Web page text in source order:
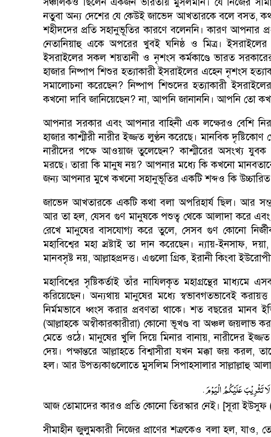
নতুবা অন্য দেশের যে কেউই জাভেদ আখতারকে বলে বসত,
শহীদদের প্রতি সহানুভূতির কারণে বলেননি। কারণ আপনার
নেতানিয়াহু একে অপরের খুবই ঘনিষ্ঠ ও মিত্র।
ইসরাইলের সকল শয়তানী ও নৃশংস কর্মকাণ্ডে ভারত
হাজার নিষ্পাপ শিশুর হত্যাকারী ইসরাইলের এহেন নৃশংস
সমালোচনা করেছেন?নিষ্পাপ শিশুদের হত্যাকারী
কখনো দাবি জানিয়েছেন?না,আপনি জানাননি। আপনি তো
আপনার সরকার এবং আপনার বাহিনী এক লক্ষেরও বেশি
হাজার কাশ্মীরী নারীর ইজ্জত লুণ্ঠন করেছে। মানবিক
নারীদের পক্ষে আওয়াজ তুলেছেন?কাশ্মীরের অসংখ্য
মরছে। তারা কি মানুষ নয়?আপনার মধ্যে কি কখনো
জন্য আপনার মুখে কখনো সহানুভূতির একটি শব্দও কি উচ্চারিত
জাভেদ আখতারকে একটি কথা বলা অপরিহার্য ছিল। আর
আর তা হল,যেসব গুণ মানুষকে পশুত্ব থেকে আলাদা করে
রেখে মানুষের বাসযোগ্য করে তুলে, সেসব গুণ কোনো
মহাবিশ্বের মহা স্রষ্টাই তা দান করেছেন। ন্যায়-ইনসাফ,দয়া
মানবসৃষ্ট নয়,আল্লাহপ্রদত্ত। এগুলো গ্রিক,ইরানী কিংবা
মহাবিশ্বের সৃষ্টিকর্তাই তাঁর নাযিলকৃত মহাগ্রন্থের মাধ্যমে
করিয়েছেন। অন্যথায় মানুষের মধ্যে স্বভাবগতভাবেই
নির্মমভাবে ধ্বংস করার প্রবণতা থাকে। শত বছরের মানব
(আল্লাহকে অস্বীকারকারীরা) কোনো ভূখণ্ড বা অঞ্চল জয়লাভ
মেতে ওঠে। মানুষের খুলি দিয়ে মিনার বানায়,নারীদের
দেয়। পক্ষান্তরে আল্লাহতে বিশ্বাসীরা যখন মক্কা জয় করল,
হল। আর উপত্যকাগুলোতে মুসলিম সিপাহসালার সাল্লাল্লাহু
لَا تَثْرِيْبَ عَلَيْکُمُ الْيَوْمَ.
আজ তোমাদের কারও প্রতি কোনো তিরস্কার নেই। [সূরা
সীমাহীন জুলুমকারী নিজের প্রাণের শত্রুকেও বলা হল,যাও,